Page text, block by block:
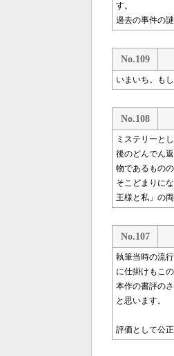
す。
過去の事件の
No.109
いまいち。も
No.108
ミステリーと
後のどんでん
物であるもの
そこどまりに
王様と私」の
No.107
執筆当時の流
に仕掛けもこ
本作の書評の
と思います。
評価として公